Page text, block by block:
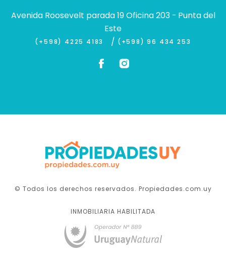
Avenida Roosevelt parada 19 Oficina 203 - Punta del
Este
(+598) 4225 4183 / (+598) 96 434 253
© Todos los derechos reservados. Propiedades.com.uy
INMOBILIARIA HABILITADA